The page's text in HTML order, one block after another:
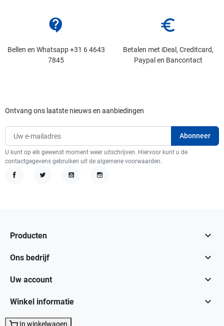
contact_support
Bellen en Whatsapp +31 6 4643
7845
euro_symbol
Betalen met iDeal, Creditcard,
Paypal en Bancontact
Ontvang ons laatste nieuws en aanbiedingen
U kunt op elk gewenst moment weer uitschrijven. Hiervoor kunt u de
contactgegevens gebruiken uit de algemene voorwaarden.
Producten 
Ons bedrijf 
Uw account 
Winkel informatie 
In winkelwagen